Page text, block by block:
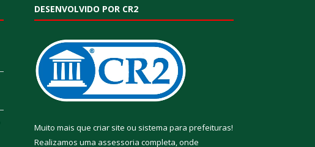
DESENVOLVIDO POR CR2
Muito mais que criar site ou sistema para prefeituras!
Realizamos uma assessoria completa, onde